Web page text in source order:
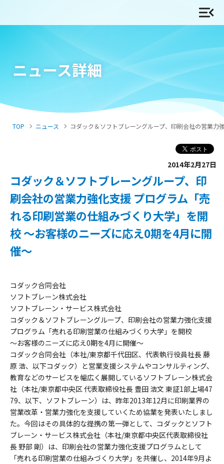
ニュース詳細
TOP ニュース コダック＆ソフトブレーングループ、印刷会社の営業
コダック＆ソフトブレーングループ、印
刷会社の営業力強化支援 プログラム「売
れる印刷営業の仕組みづくり大学」を開
校 ～お客様のニーズに応え0期を4月に開
催～
2014年2月27日
コダック合同会社
ソフトブレーン株式会社
ソフトブレーン・サービス株式会社
コダック＆ソフトブレーングループ、印刷会社の営業力強化支援
プログラム「売れる印刷営業の仕組みづくり大学」を開校
～お客様のニーズに応え0期を4月に開催～
コダック合同会社（本社/東京都千代田区、代表執行役員社長 藤
原 浩、以下コダック）と営業支援システムやコンサルティング、
教育などのサービスを幅広く展開しているソフトブレーン株式会
社（本社/東京都中央区 代表取締役社長 豊田 浩文 東証1部上場47
79、以下、ソフトブレーン）は、昨年2013年12月に印刷業界の
営業改革・営業力強化を支援していくため協業を発表いたしまし
た。今回はその具体的な提携の第一弾として、コダックとソフト
ブレーン・サービス株式会社（本社/東京都中央区代表取締役社
長 野部 剛）は、印刷会社の営業力強化支援プログラムとして
「売れる印刷営業の仕組みづくり大学」を共催し、2014年9月よ